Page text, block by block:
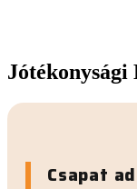
Csapat